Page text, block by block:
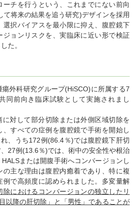
チを行うという、これまでにない前向
て将来の結果を追う研究)デザインを採用
選択バイアスを最小限に抑え、腹腔鏡下
ジョンリスクを、実臨床に近い形で検証
た。
外科研究グループ(HiSCO)に所属する7
同前向き臨床試験として実施されまし
対して部分切除または外側区域切除を
すべての症例を腹腔鏡で手術を開始し
、うち172例(86.4％)では腹腔鏡下肝切
27例(13.6％)では、術中の安全性や根治
または開腹手術へコンバージョンし
の主な理由は腹腔内癒着であり、特に複
例で高頻度に認められました。多変量解
除におけるコンバージョンの独立したリ
以降の肝切除」と「男性」であることが